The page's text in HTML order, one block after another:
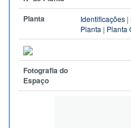
Planta
Identificações |
Planta | Planta
Fotografia do
Espaço